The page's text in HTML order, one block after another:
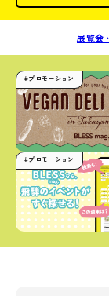
展覧会
#プロモーション
#プロモーション